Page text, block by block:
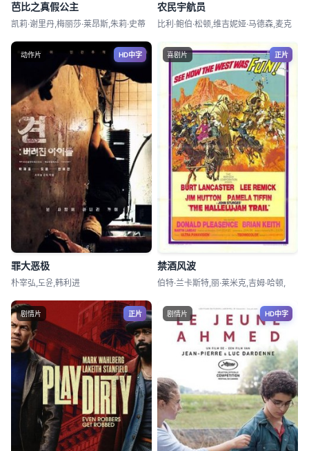
芭比之真假公主
凯莉·谢里丹,梅丽莎·莱昂斯,朱莉·史蒂
农民宇航员
比利·鲍伯·松顿,维吉妮娅·马德森,麦克
动作片 HD中字
罪大恶极
朴宰弘,도윤,韩利进
喜剧片 正片
禁酒风波
伯特·兰卡斯特,丽·莱米克,吉姆·哈顿,
剧情片 正片 剧情片 HD中字